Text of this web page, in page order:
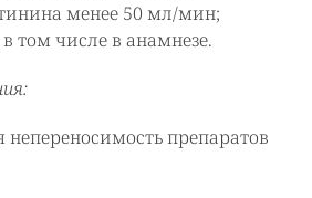
менее 50 мл/мин;
том числе в анамнезе.
препаратов